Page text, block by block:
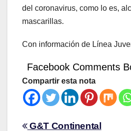
del coronavirus, como lo es,
mascarillas.
Con información de Línea
Facebook Comments
Compartir esta nota
G&T Continental